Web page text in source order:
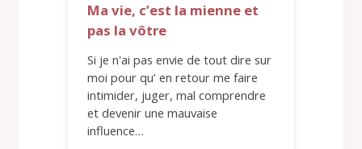
Ma vie, c’est la mienne et
pas la vôtre
Si je n'ai pas envie de tout dire sur
moi pour qu’ en retour me faire
intimider, juger, mal comprendre
et devenir une mauvaise
influence…